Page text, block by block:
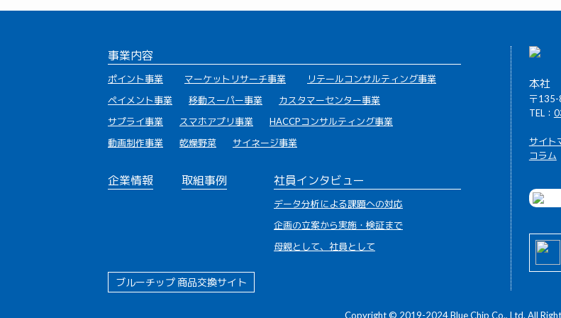
事業内容
ポイント事業 マーケットリサーチ事業
リテールコンサルティング事業
ペイメント事業
移動スーパー事業
カスタマーセンター事業
サプライ事業
スマホアプリ事業
HACCPコンサルティング事業
動画制作事業
乾燥野菜 サイネージ事業
企業情報 取組事例 社員インタビュー
データ分析による課題への対応
企画の立案から実施・検証まで
母親として、社員として
ブルーチップ 商品交換サイト
本社
〒135-
TEL：
サイト
コラム
Copyright © 2019-2024 Blue Chip Co., Ltd. All